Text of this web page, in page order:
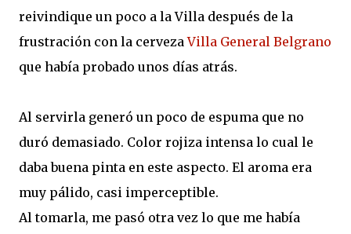
reivindique un poco a la Villa después de la
frustración con la cervezaVilla General Belgrano
que había probado unos días atrás.
Al servirla generó un poco de espuma que no
duró demasiado. Color rojiza intensa lo cual le
daba buena pinta en este aspecto. El aroma era
muy pálido, casi imperceptible.
Al tomarla, me pasó otra vez lo que me había